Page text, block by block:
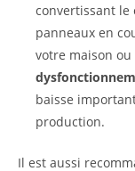
convertissant le
panneaux en
votre maison
baisse
production.
Il est aussi